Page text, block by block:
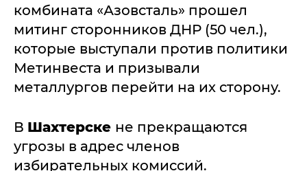
комбината «Азовсталь» прошел
митинг сторонников ДНР (50 чел.),
которые выступали против политики
Метинвеста и призывали
металлургов перейти на их сторону.
В Шахтерске не прекращаются
угрозы в адрес членов
избирательных комиссий.